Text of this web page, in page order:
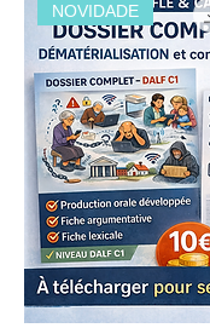
NOVIDADE